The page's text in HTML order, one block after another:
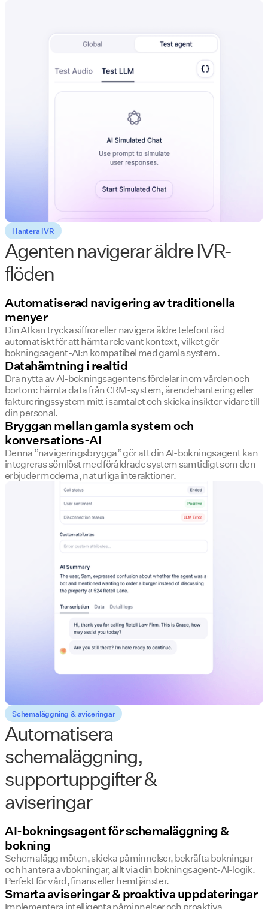
Hantera IVR
Agenten navigerar äldre IVR-
flöden
Automatiserad navigering av traditionella
menyer
Din AI kan trycka siffror eller navigera äldre telefonträd
automatiskt för att hämta relevant kontext, vilket gör
bokningsagent-AI:n kompatibel med gamla system.
Datahämtning i realtid
Dra nytta av AI-bokningsagentens fördelar inom vården och
bortom: hämta data från CRM-system, ärendehantering eller
faktureringssystem mitt i samtalet och skicka insikter vidare till
din personal.
Bryggan mellan gamla system och
konversations-AI
Denna ”navigeringsbrygga” gör att din AI-bokningsagent kan
integreras sömlöst med föråldrade system samtidigt som den
erbjuder moderna, naturliga interaktioner.
Schemaläggning & aviseringar
Automatisera
schemaläggning,
supportuppgifter &
aviseringar
AI-bokningsagent för schemaläggning &
bokning
Schemalägg möten, skicka påminnelser, bekräfta bokningar
och hantera avbokningar, allt via din bokningsagent-AI-logik.
Perfekt för vård, finans eller hemtjänster.
Smarta aviseringar & proaktiva uppdateringar
Implementera intelligenta påminnelser och proaktiva